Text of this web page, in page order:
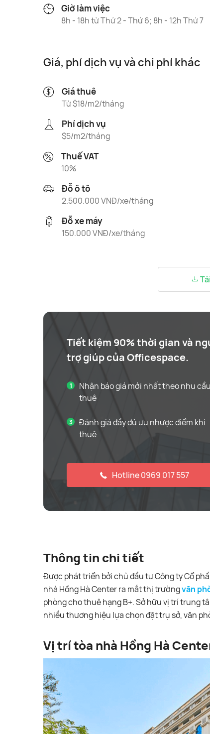
Giờ làm việc
8h - 18h từ Thứ 2 - Thứ 6; 8h - 12h Thứ 7
Giá, phí dịch vụ và chi phí khác
Giá thuê
Từ $18/m2/tháng
Phí dịch vụ
$5/m2/tháng
Thuế VAT
10%
Đỗ ô tô
2.500.000 VNĐ/xe/tháng
Đỗ xe máy
150.000 VNĐ/xe/tháng
Tiết kiệm 90% thời gian và
trợ giúp của Officespace.
Nhận báo giá mới nhất theo nhu cầu
thuê
Đánh giá đầy đủ ưu nhược điểm khi
thuê
Hotline 0969 017 557
Thông tin chi tiết
Được phát triển bởi chủ đầu tư Công ty Cổ
nhà Hồng Hà Center ra mắt thị trườngvăn
phòng cho thuê hạng B+. Sở hữu vị trí trung
nhiều thương hiệu lựa chọn đặt trụ sở, văn
Vị trí tòa nhà Hồng Hà